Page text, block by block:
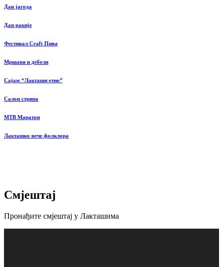
Дан јагода
Дан ракије
Фестивал Craft Пива
Мршави и дебели
Сајам “Лакташи етно”
Салон стрипа
MTB Маратон
Лакташко вече фолклора
Смјештај
Пронађите смјештај у Лакташима